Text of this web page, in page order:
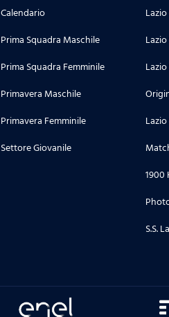
Calendario
Prima Squadra Maschile
Prima Squadra Femminile
Primavera Maschile
Primavera Femminile
Settore Giovanile
1900
S.S.